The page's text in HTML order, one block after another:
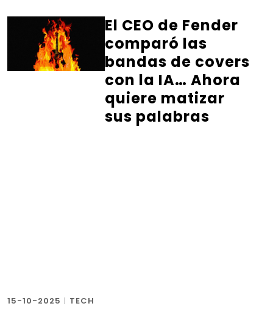
El CEO de Fender
comparó las
bandas de covers
con la IA… Ahora
quiere matizar
sus palabras
15-10-2025 | TECH